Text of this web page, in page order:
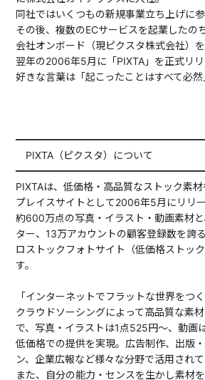
同社ではいくつもの新規事業立ち上げに参
その後、複数のECサービスを起業した
会社オンボード（現ピクスタ株式会社）を
翌年の2006年5月に「PIXTA」を正式リリ
好きな言葉は「起こったことはすべて必然
PIXTA（ピクスタ）について
PIXTAは、低価格・高品質なストック素
プレイスサイトとして2006年5月にリリ
約600万点の写真・イラスト・動画素材
ター、13万アカウントの顧客登録数を誇
ロストックフォトサイト（低価格ストッ
す。
「インターネットでフラットな世界をつ
クラウドソーシングによって高品質な素
で、写真・イラストは1点525円～、動画
低価格での提供を実現。広告制作、出版
ン、企業広報など様々な分野で活用されて
また、自分の能力・センスを生かし素材